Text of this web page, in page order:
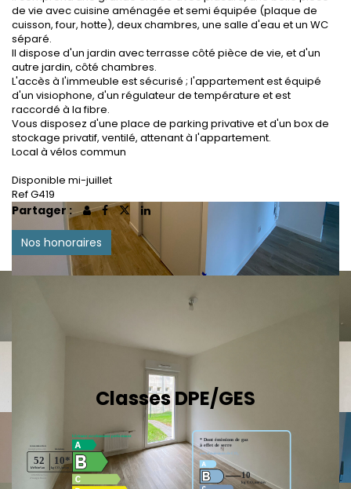
de vie avec cuisine aménagée et semi équipée (plaque de
cuisson, four, hotte), deux chambres, une salle d'eau et un WC
séparé.
Il dispose d'un jardin avec terrasse côté pièce de vie, et d'un
autre jardin, côté chambres.
L'accès à l'immeuble est sécurisé ; l'appartement est équipé
d'un visiophone, d'un régulateur de température et est
raccordé à la fibre.
Vous disposez d'une place de parking privative et d'un box de
stockage privatif, ventilé, attenant à l'appartement.
Local à vélos commun
Disponible mi-juillet
Ref G419
Partager :
Nos honoraires
Classes DPE/GES